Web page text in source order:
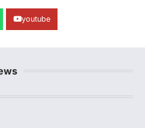
भ्रष्टाचार तक भाजपा को घेरा
August 8, 2026
से पहले हल्द्वानी में सियासी
youtube